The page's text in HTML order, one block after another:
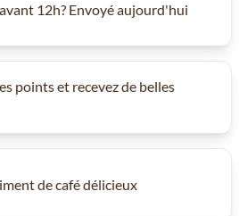
12h? Envoyé aujourd'hui
points et recevez de belles
de café délicieux